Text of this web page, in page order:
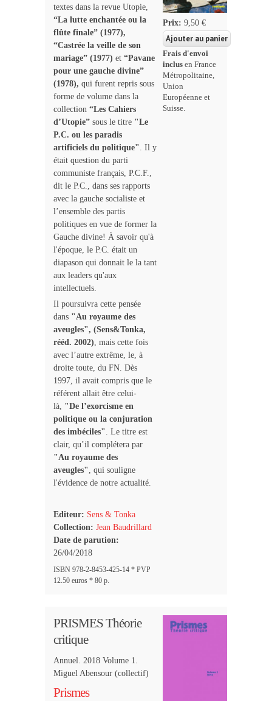
textes dans la revue Utopie,
“La lutte enchantée ou la
flûte finale” (1977),
“Castrée la veille de son
mariage” (1977) et “Pavane
pour une gauche divine”
(1978), qui furent repris sous
forme de volume dans la
collection “Les Cahiers
d’Utopie” sous le titre "Le
P.C. ou les paradis
artificiels du politique" . Il y
était question du parti
communiste français, P.C.F.,
dit le P.C., dans ses rapports
avec la gauche socialiste et
l’ensemble des partis
politiques en vue de former la
Gauche divine! À savoir qu'à
l'époque, le P.C. était un
diapason qui donnait le la tant
aux leaders qu'aux
intellectuels.
Il poursuivra cette pensée
dans "Au royaume des
aveugles", (Sens&Tonka,
rééd. 2002) , mais cette fois
avec l’autre extrême, le, à
droite toute, du FN. Dès
1997, il avait compris que le
référent allait être celui-
là, "De l’exorcisme en
politique ou la conjuration
des imbéciles" . Le titre est
clair, qu’il complétera par
"Au royaume des
aveugles" , qui souligne
l'évidence de notre actualité.
Editeur: Sens & Tonka
Collection: Jean Baudrillard
Date de parution:
26/04/2018
ISBN 978-2-8453-425-14 * PVP
12.50 euros * 80 p.
Prix:9,50 €
Frais d'envoi
inclus en France
Métropolitaine,
Union
Européenne et
Suisse.
PRISMES Théorie
critique
Annuel. 2018 Volume 1.
Miguel Abensour (collectif)
Prismes